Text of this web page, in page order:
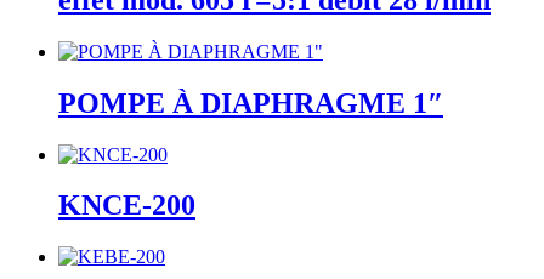
POMPE À DIAPHRAGME 1″
KNCE-200